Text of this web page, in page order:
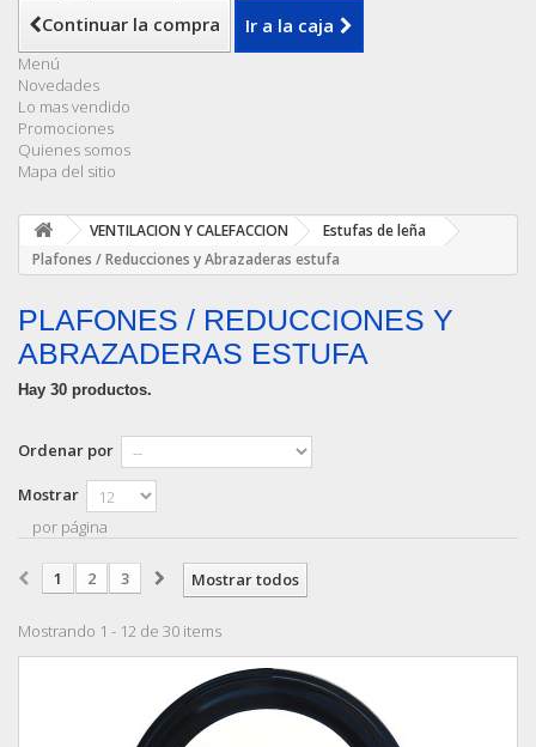
Continuar la compra Ir a la caja
Menú
Novedades
Lo mas vendido
Promociones
Quienes somos
Mapa del sitio
VENTILACION Y CALEFACCION
Estufas de leña
Plafones / Reducciones y Abrazaderas estufa
PLAFONES / REDUCCIONES Y
ABRAZADERAS ESTUFA
Hay 30 productos.
Ordenar por
Mostrar
por página
Mostrar todos
1 2 3
Mostrando 1 - 12 de 30 items